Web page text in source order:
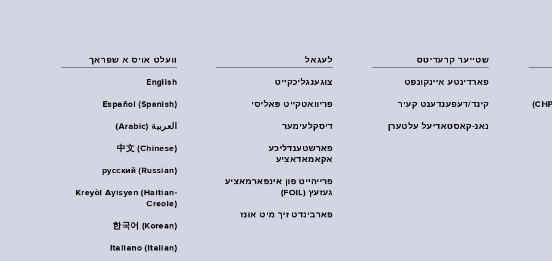
שטייער קרעדיטס
פארדינטע איינקונפט
קינד/דעפענדענט קעיר
נאנ-קאסטאדיעל עלטערן
לעגאל
צוגענגליכקייט
פּריוואטקייט פּאליסי
דיסקלעימער
פארשטענדליכע
אקאמאדאציע
פרייהייט פון אינפארמאציע
געזעץ (FOIL)
פארבינדט זיך מיט אונז
וועלט אויס א שפראך
English
Español (Spanish)
العربية (Arabic)
中文 (Chinese)
русский (Russian)
Kreyòl Ayisyen (Haitian-
Creole)
한국어 (Korean)
Italiano (Italian)